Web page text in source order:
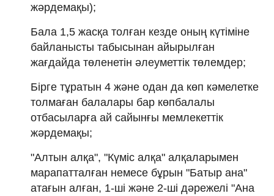
жәрдемақы);
Бала 1,5 жасқа толған кезде оның күтіміне
байланысты табысынан айырылған
жағдайда төленетін әлеуметтік төлемдер;
Бірге тұратын 4 және одан да көп кәмелетке
толмаған балалары бар көпбалалы
отбасыларға ай сайынғы мемлекеттік
жәрдемақы;
"Алтын алқа", "Күміс алқа" алқаларымен
марапатталған немесе бұрын "Батыр ана"
атағын алған, 1-ші және 2-ші дәрежелі "Ана